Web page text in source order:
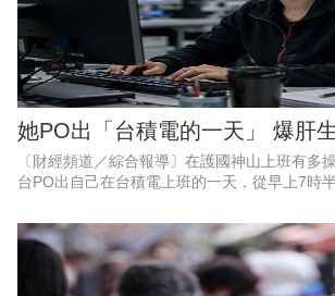
她PO出「台積電的一天」 爆肝
〔財經頻道／綜合報導〕在護國神山上班有多
台PO出自己在台積電上班的一天，從早上7時
床睡覺。長達17個小